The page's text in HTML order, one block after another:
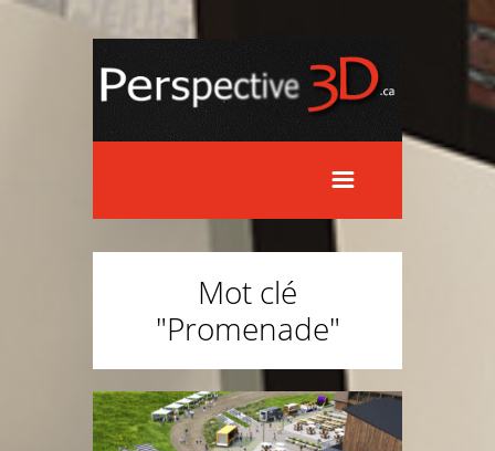
Mot clé
"Promenade"